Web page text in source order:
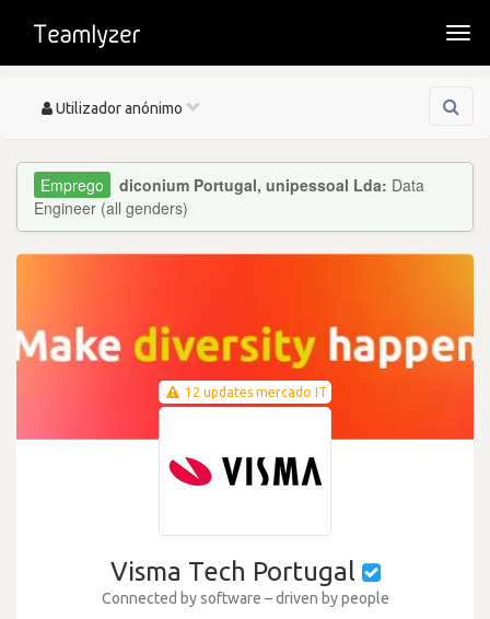
Toggle
Utilizador anónimo
diconium Portugal, unipessoal Lda: Data
Engineer (all genders)
12 updates mercado IT
Visma Tech Portugal
Connected by software – driven by people